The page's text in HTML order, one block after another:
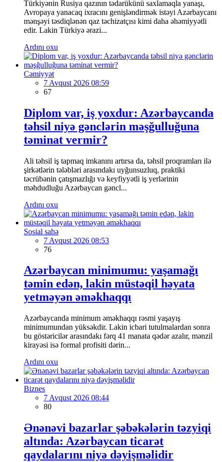
Türkiyənin Rusiya qazının tədarükünü saxlamaqla yanaşı,
Avropaya yanacaq ixracını genişləndirmək istəyi Azərbaycanı
mənşəyi təsdiqlənən qaz təchizatçısı kimi daha əhəmiyyətli
edir. Lakin Türkiyə ərazi...
Ardını oxu
Cəmiyyət
7 Avqust 2026 08:59
67
Diplom var, iş yoxdur: Azərbaycanda
təhsil niyə gənclərin məşğulluğuna
təminat vermir?
Ali təhsil iş tapmaq imkanını artırsa da, təhsil proqramları ilə
şirkətlərin tələbləri arasındakı uyğunsuzluq, praktiki
təcrübənin çatışmazlığı və keyfiyyətli iş yerlərinin
məhdudluğu Azərbaycan gəncl...
Ardını oxu
Sosial sahə
7 Avqust 2026 08:53
76
Azərbaycan minimumu: yaşamağı
təmin edən, lakin müstəqil həyata
yetməyən əməkhaqqı
Azərbaycanda minimum əməkhaqqı rəsmi yaşayış
minimumundan yüksəkdir. Lakin icbari tutulmalardan sonra
bu göstəricilər arasındakı fərq 41 manata qədər azalır, mənzil
kirayəsi isə formal profisiti dərin...
Ardını oxu
Biznes
7 Avqust 2026 08:44
80
Ənənəvi bazarlar şəbəkələrin təzyiqi
altında: Azərbaycan ticarət
qaydalarını niyə dəyişməlidir